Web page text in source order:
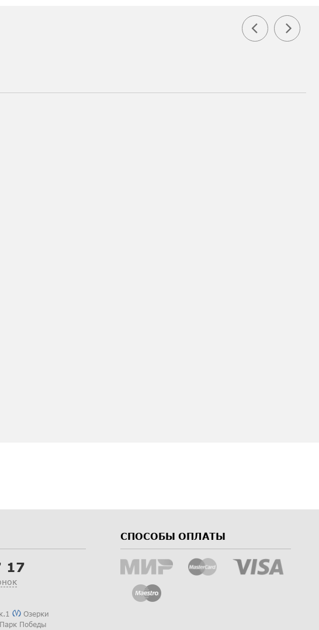
17
Озерки
Парк Победы
СПОСОБЫ ОПЛАТЫ